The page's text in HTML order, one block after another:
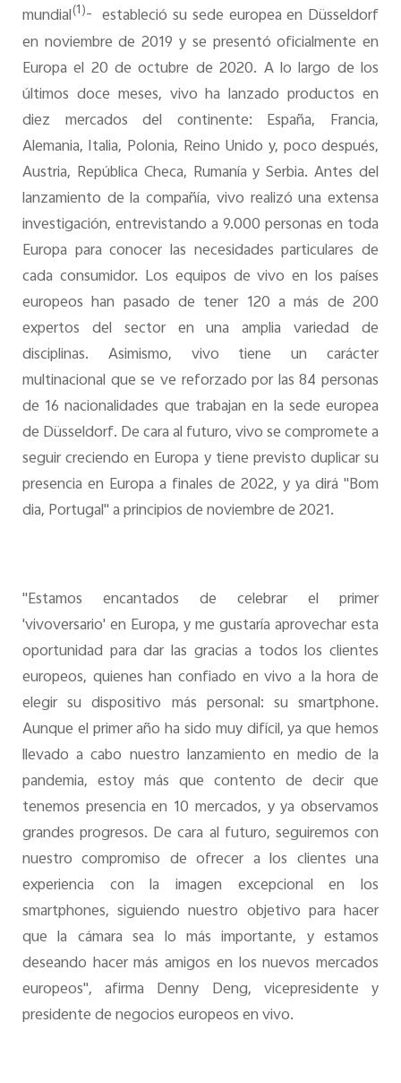
mundial(1)- estableció su sede europea en Düsseldorf
en noviembre de 2019 y se presentó oficialmente en
Europa el 20 de octubre de 2020. A lo largo de los
últimos doce meses, vivo ha lanzado productos en
diez mercados del continente: España, Francia,
Alemania, Italia, Polonia, Reino Unido y, poco después,
Austria, República Checa, Rumanía y Serbia. Antes del
lanzamiento de la compañía, vivo realizó una extensa
investigación, entrevistando a 9.000 personas en toda
Europa para conocer las necesidades particulares de
cada consumidor. Los equipos de vivo en los países
europeos han pasado de tener 120 a más de 200
expertos del sector en una amplia variedad de
disciplinas. Asimismo, vivo tiene un carácter
multinacional que se ve reforzado por las 84 personas
de 16 nacionalidades que trabajan en la sede europea
de Düsseldorf. De cara al futuro, vivo se compromete a
seguir creciendo en Europa y tiene previsto duplicar su
presencia en Europa a finales de 2022, y ya dirá "Bom
dia, Portugal" a principios de noviembre de 2021.
"Estamos encantados de celebrar el primer
'vivoversario' en Europa, y me gustaría aprovechar esta
oportunidad para dar las gracias a todos los clientes
europeos, quienes han confiado en vivo a la hora de
elegir su dispositivo más personal: su smartphone.
Aunque el primer año ha sido muy difícil, ya que hemos
llevado a cabo nuestro lanzamiento en medio de la
pandemia, estoy más que contento de decir que
tenemos presencia en 10 mercados, y ya observamos
grandes progresos. De cara al futuro, seguiremos con
nuestro compromiso de ofrecer a los clientes una
experiencia con la imagen excepcional en los
smartphones, siguiendo nuestro objetivo para hacer
que la cámara sea lo más importante, y estamos
deseando hacer más amigos en los nuevos mercados
europeos", afirma Denny Deng, vicepresidente y
presidente de negocios europeos en vivo.